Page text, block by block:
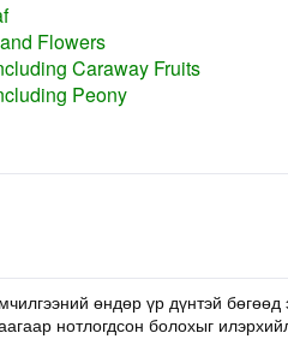
Flowers
Caraway Fruits
Peony
өндөр үр дүнтэй
нотлогдсон болохыг